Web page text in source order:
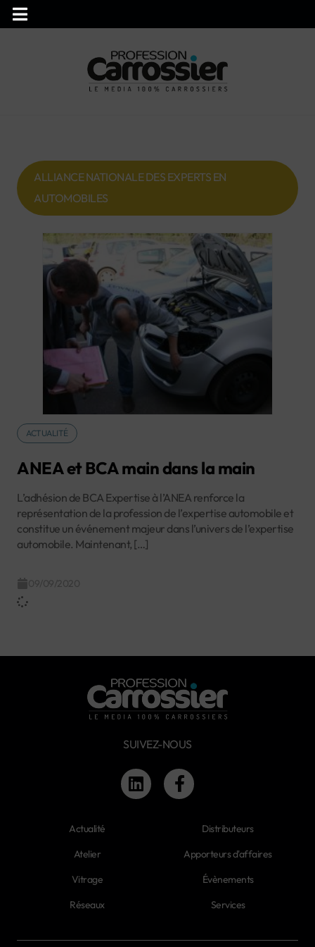
ALLIANCE NATIONALE DES EXPERTS EN
AUTOMOBILES
ACTUALITÉ
ANEA et BCA main dans la main
L’adhésion de BCA Expertise à l’ANEA renforce la
représentation de la profession de l’expertise automobile et
constitue un événement majeur dans l’univers de l’expertise
automobile. Maintenant, […]
SUIVEZ-NOUS
Actualité
Atelier
Vitrage
Réseaux
Distributeurs
Apporteurs d'affaires
Évènements
Services